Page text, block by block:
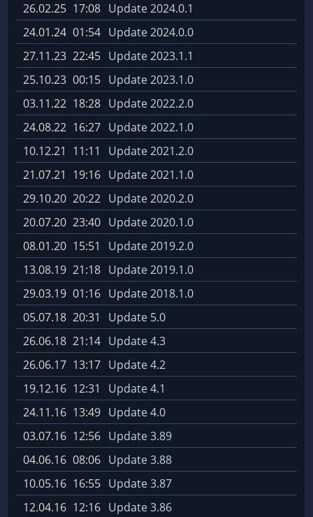
26.02.25 17:08 Update 2024.0.1
24.01.24 01:54 Update 2024.0.0
27.11.23 22:45 Update 2023.1.1
25.10.23 00:15 Update 2023.1.0
03.11.22 18:28 Update 2022.2.0
24.08.22 16:27 Update 2022.1.0
10.12.21 11:11
Update 2021.2.0
21.07.21 19:16 Update 2021.1.0
29.10.20 20:22 Update 2020.2.0
20.07.20 23:40 Update 2020.1.0
08.01.20 15:51
Update 2019.2.0
13.08.19 21:18 Update 2019.1.0
29.03.19 01:16 Update 2018.1.0
05.07.18 20:31
Update 5.0
26.06.18 21:14 Update 4.3
26.06.17 13:17 Update 4.2
19.12.16 12:31
Update 4.1
24.11.16 13:49 Update 4.0
03.07.16 12:56 Update 3.89
04.06.16 08:06 Update 3.88
10.05.16 16:55 Update 3.87
12.04.16 12:16 Update 3.86